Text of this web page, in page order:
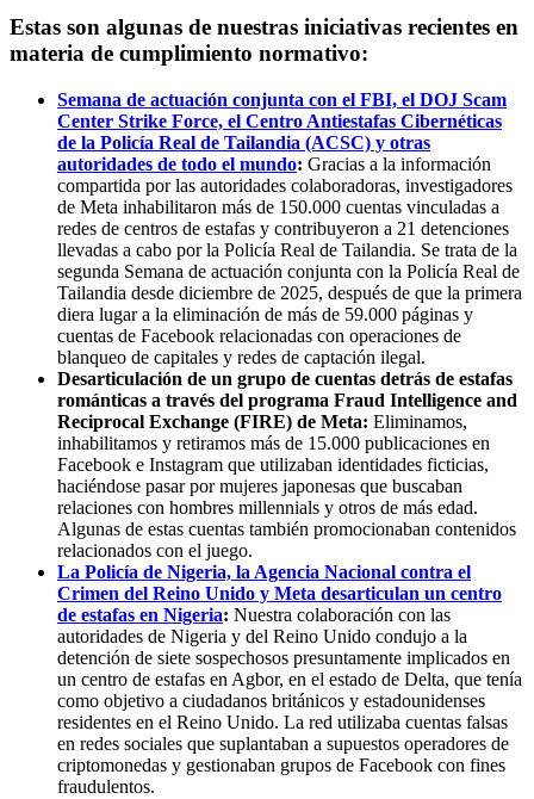
Estas son algunas de nuestras iniciativas recientes en
materia de cumplimiento normativo:
Semana de actuación conjunta con el FBI, el DOJ Scam
Center Strike Force, el Centro Antiestafas Cibernéticas
de la Policía Real de Tailandia (ACSC) y otras
autoridades de todo el mundo: Gracias a la información
compartida por las autoridades colaboradoras, investigadores
de Meta inhabilitaron más de 150.000 cuentas vinculadas a
redes de centros de estafas y contribuyeron a 21 detenciones
llevadas a cabo por la Policía Real de Tailandia. Se trata de la
segunda Semana de actuación conjunta con la Policía Real de
Tailandia desde diciembre de 2025, después de que la primera
diera lugar a la eliminación de más de 59.000 páginas y
cuentas de Facebook relacionadas con operaciones de
blanqueo de capitales y redes de captación ilegal.
Desarticulación de un grupo de cuentas detrás de estafas
románticas a través del programa Fraud Intelligence and
Reciprocal Exchange (FIRE) de Meta: Eliminamos,
inhabilitamos y retiramos más de 15.000 publicaciones en
Facebook e Instagram que utilizaban identidades ficticias,
haciéndose pasar por mujeres japonesas que buscaban
relaciones con hombres millennials y otros de más edad.
Algunas de estas cuentas también promocionaban contenidos
relacionados con el juego.
La Policía de Nigeria, la Agencia Nacional contra el
Crimen del Reino Unido y Meta desarticulan un centro
de estafas en Nigeria: Nuestra colaboración con las
autoridades de Nigeria y del Reino Unido condujo a la
detención de siete sospechosos presuntamente implicados en
un centro de estafas en Agbor, en el estado de Delta, que tenía
como objetivo a ciudadanos británicos y estadounidenses
residentes en el Reino Unido. La red utilizaba cuentas falsas
en redes sociales que suplantaban a supuestos operadores de
criptomonedas y gestionaban grupos de Facebook con fines
fraudulentos.